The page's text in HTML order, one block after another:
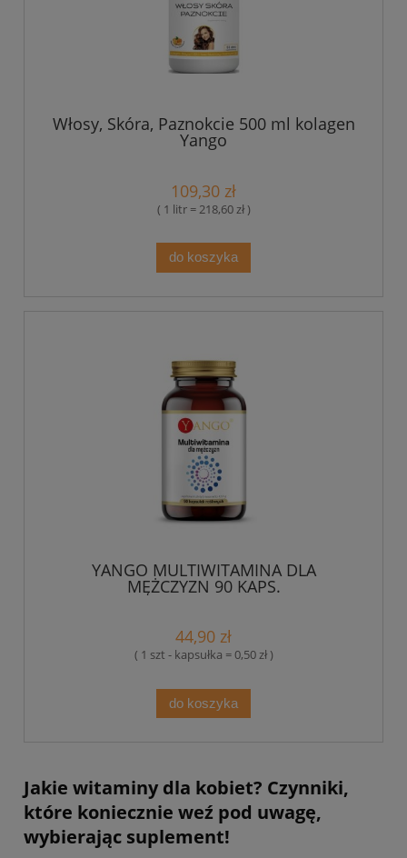
Włosy, Skóra, Paznokcie 500 ml kolagen
Yango
109,30 zł
( 1 litr = 218,60 zł )
do koszyka
YANGO MULTIWITAMINA DLA
MĘŻCZYZN 90 KAPS.
44,90 zł
( 1 szt - kapsułka = 0,50 zł )
do koszyka
Jakie witaminy dla kobiet? Czynniki,
które koniecznie weź pod uwagę,
wybierając suplement!